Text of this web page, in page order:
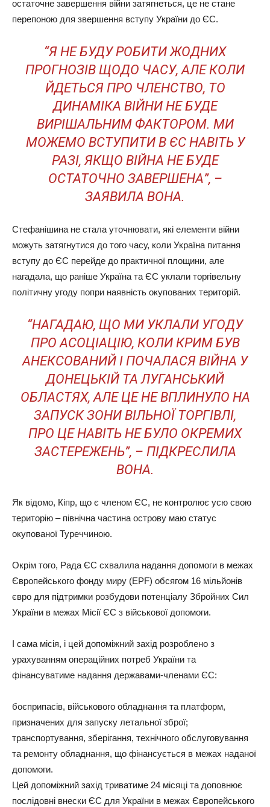
остаточне завершення війни затягнеться, це не стане
перепоною для звершення вступу України до ЄС.
“Я НЕ БУДУ РОБИТИ ЖОДНИХ
ПРОГНОЗІВ ЩОДО ЧАСУ, АЛЕ КОЛИ
ЙДЕТЬСЯ ПРО ЧЛЕНСТВО, ТО
ДИНАМІКА ВІЙНИ НЕ БУДЕ
ВИРІШАЛЬНИМ ФАКТОРОМ. МИ
МОЖЕМО ВСТУПИТИ В ЄС НАВІТЬ У
РАЗІ, ЯКЩО ВІЙНА НЕ БУДЕ
ОСТАТОЧНО ЗАВЕРШЕНА”, –
ЗАЯВИЛА ВОНА.
Стефанішина не стала уточнювати, які елементи війни
можуть затягнутися до того часу, коли Україна питання
вступу до ЄС перейде до практичної площини, але
нагадала, що раніше Україна та ЄС уклали торгівельну
політичну угоду попри наявність окупованих територій.
“НАГАДАЮ, ЩО МИ УКЛАЛИ УГОДУ
ПРО АСОЦІАЦІЮ, КОЛИ КРИМ БУВ
АНЕКСОВАНИЙ І ПОЧАЛАСЯ ВІЙНА У
ДОНЕЦЬКІЙ ТА ЛУГАНСЬКИЙ
ОБЛАСТЯХ, АЛЕ ЦЕ НЕ ВПЛИНУЛО НА
ЗАПУСК ЗОНИ ВІЛЬНОЇ ТОРГІВЛІ,
ПРО ЦЕ НАВІТЬ НЕ БУЛО ОКРЕМИХ
ЗАСТЕРЕЖЕНЬ”, – ПІДКРЕСЛИЛА
ВОНА.
Як відомо, Кіпр, що є членом ЄС, не контролює усю свою
територію – північна частина острову маю статус
окупованої Туреччиною.
Окрім того, Рада ЄС схвалила надання допомоги в межах
Європейського фонду миру (EPF) обсягом 16 мільйонів
євро для підтримки розбудови потенціалу Збройних Сил
України в межах Місії ЄС з військової допомоги.
І сама місія, і цей допоміжний захід розроблено з
урахуванням операційних потреб України та
фінансуватиме надання державами-членами ЄС:
боєприпасів, військового обладнання та платформ,
призначених для запуску летальної зброї;
транспортування, зберігання, технічного обслуговування
та ремонту обладнання, що фінансується в межах наданої
допомоги.
Цей допоміжний захід триватиме 24 місяці та доповнює
послідовні внески ЄС для України в межах Європейського